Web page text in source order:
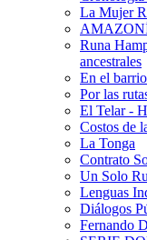
La Mujer
Runa
ancestrales
En el
Por las
El Telar -
Costos de
La Tonga
Contrato
Un Solo
Lenguas
Diálogos
Fernando